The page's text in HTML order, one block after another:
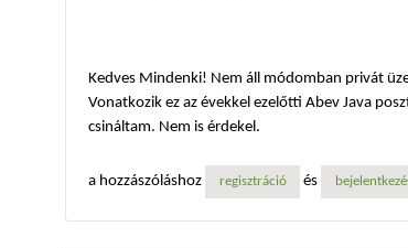
Kedves Mindenki! Nem áll módomban privát
Vonatkozik ez az évekkel ezelőtti Abev Java
csináltam. Nem is érdekel.
a hozzászóláshoz regisztráció és